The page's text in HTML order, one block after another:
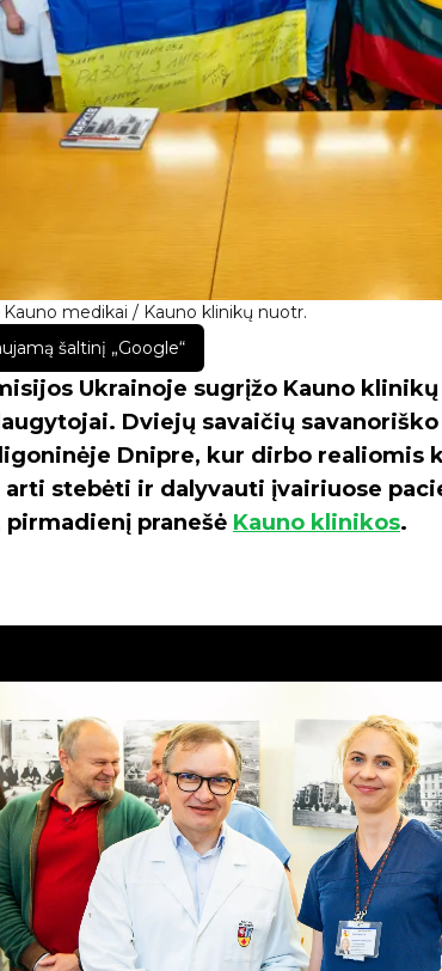
Kauno medikai / Kauno klinikų nuotr.
šaltinį „Google“
Ukrainoje sugrįžo Kauno
Dviejų savaičių
Dnipre, kur dirbo realiomis
stebėti ir dalyvauti įvairiuose
pirmadienį pranešė Kauno klinikos.